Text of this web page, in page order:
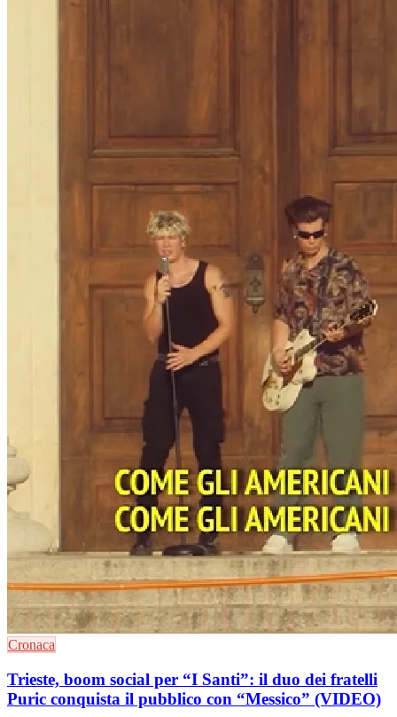
Cronaca
Trieste, boom social per “I Santi”: il duo dei fratelli
Puric conquista il pubblico con “Messico” (VIDEO)